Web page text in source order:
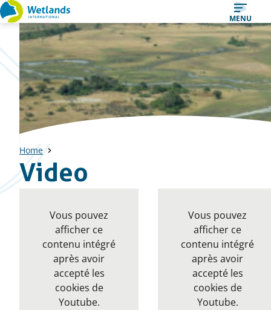
Straight
to
content
MENU
Home
Video
Vous pouvez
afficher ce
contenu intégré
après avoir
accepté les
cookies de
Youtube.
Vous pouvez
afficher ce
contenu intégré
après avoir
accepté les
cookies de
Youtube.